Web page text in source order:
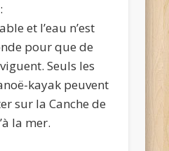
et l’eau n’est
pour que de
Seuls les
kayak peuvent
sur la Canche de
la mer.